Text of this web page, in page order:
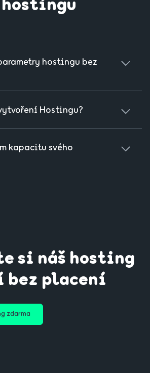
hostingu bez
proběhne bez výpadku vaší
Hostingu?
objednávky bude Hosting
můžete okamžitě spravovat přes
kapacitu svého
si náš hosting
bez placení
zdarma